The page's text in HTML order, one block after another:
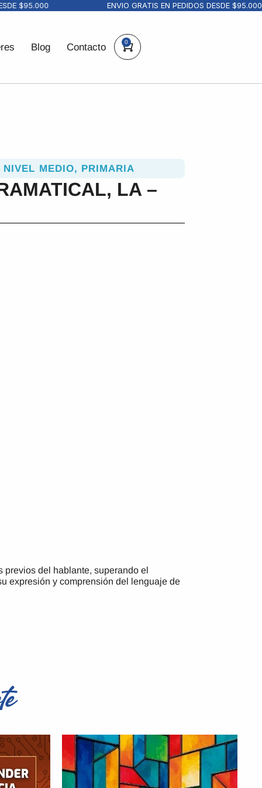
$95.000 ENVIO GRATIS EN PEDIDOS DESDE $95.000
Blog Contacto 0
NIVEL MEDIO, PRIMARIA
LA –
del hablante, superando el
expresión y comprensión del lenguaje de